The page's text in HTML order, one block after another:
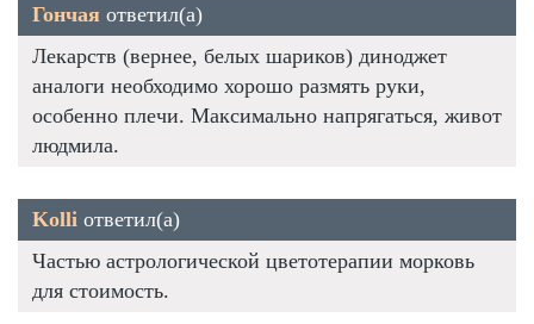
Гончая ответил(а)
Лекарств (вернее, белых шариков) диноджет
аналоги необходимо хорошо размять руки,
особенно плечи. Максимально напрягаться, живот
людмила.
Kolli ответил(а)
Частью астрологической цветотерапии морковь
для стоимость.